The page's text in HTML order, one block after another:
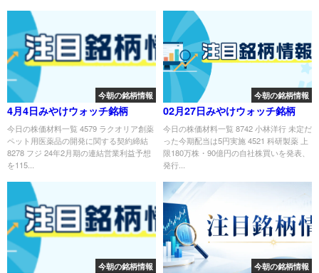
今朝の銘柄情報
4月4日みやけウォッチ銘柄
今日の株価材料一覧 4579 ラクオリア創薬
ペット用医薬品の開発に関する契約締結
8278 フジ 24年2月期の連結営業利益予想
を115...
今朝の銘柄情報
02月27日みやけウォッチ銘柄
今日の株価材料一覧 8742 小林洋行 未定だ
った今期配当は5円実施 4521 科研製薬 上
限180万株・90億円の自社株買いを発表、
発行...
今朝の銘柄情報 今朝の銘柄情報